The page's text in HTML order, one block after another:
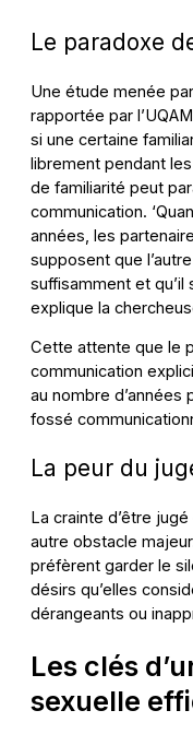
Le paradoxe
Une étude menée
rapportée par
si une certaine
librement pendant
de familiarité peut
communication.
années, les
supposent que
suffisamment et qu’il
explique la
Cette attente que le
communication
au nombre d’années
fossé
La peur du
La crainte d’être
autre obstacle
préfèrent garder le
désirs qu’elles
dérangeants ou
Les clés
sexuelle